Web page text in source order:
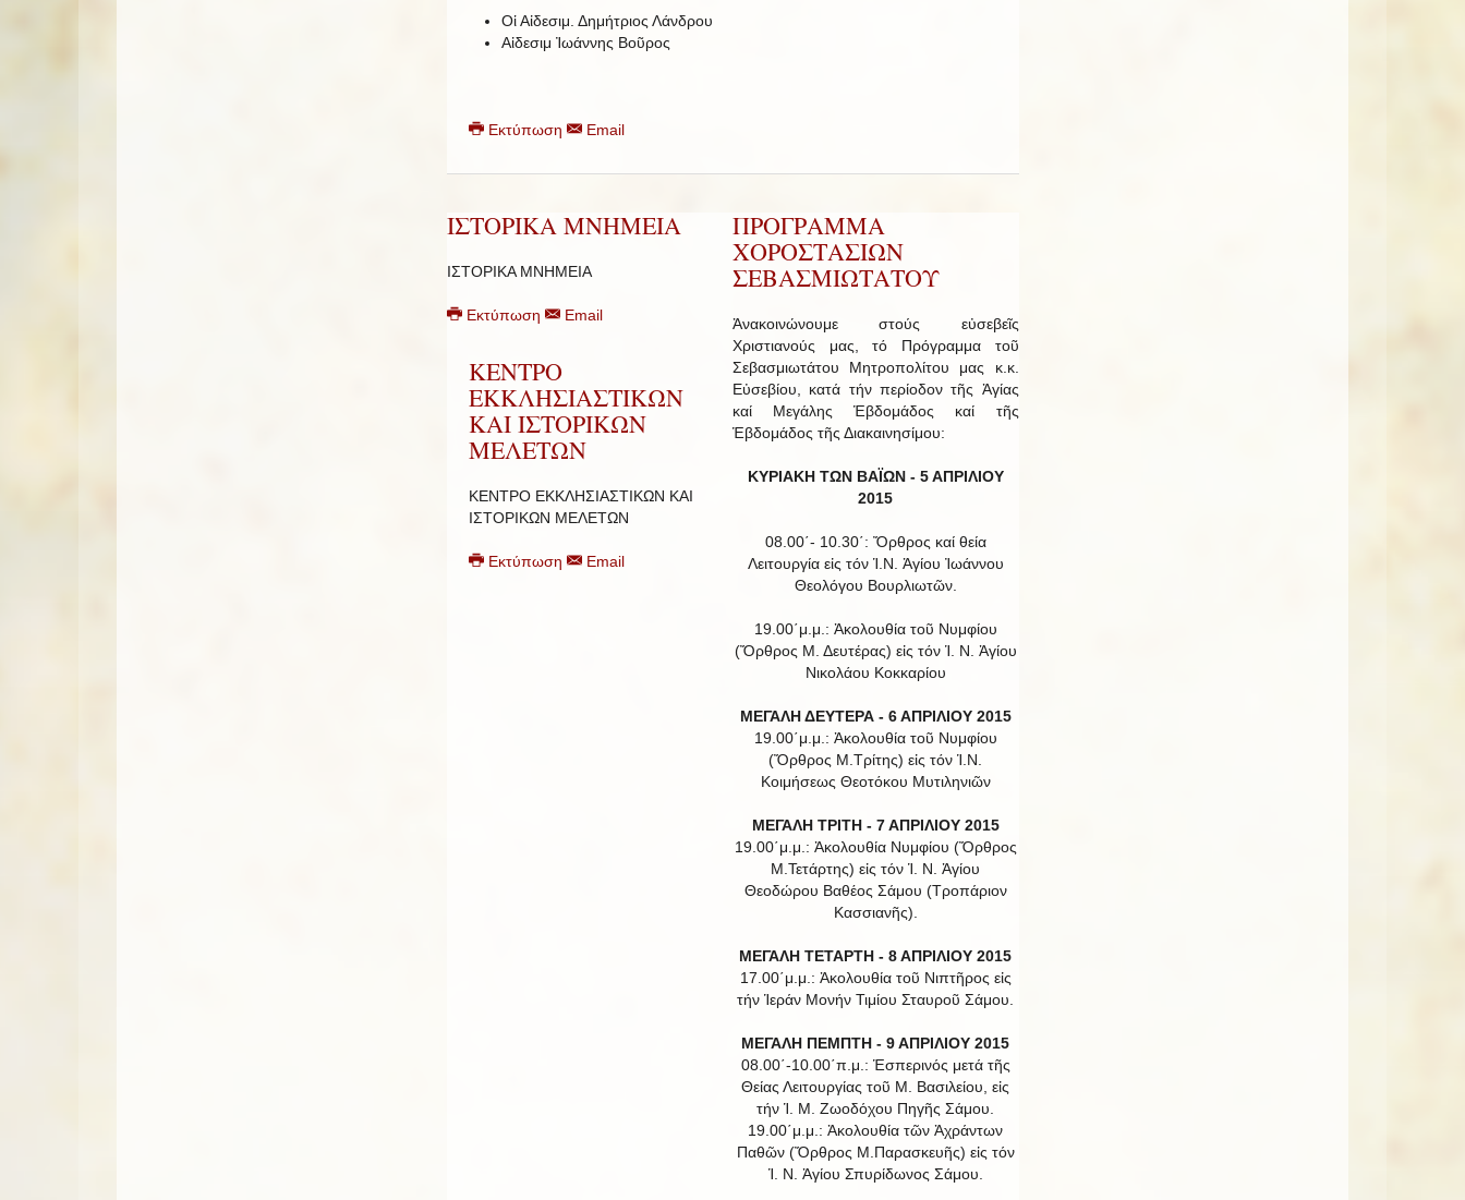
Οἱ Αἰδεσιμ. Δημήτριος Λάνδρου
Αἰδεσιμ Ἰωάννης Βοῦρος
Εκτύπωση Email
ΙΣΤΟΡΙΚΑ ΜΝΗΜΕΙΑ
ΙΣΤΟΡΙΚΑ ΜΝΗΜΕΙΑ
Εκτύπωση Email
ΚΕΝΤΡΟ
ΕΚΚΛΗΣΙΑΣΤΙΚΩΝ
ΚΑΙ ΙΣΤΟΡΙΚΩΝ
ΜΕΛΕΤΩΝ
ΚΕΝΤΡΟ ΕΚΚΛΗΣΙΑΣΤΙΚΩΝ ΚΑΙ
ΙΣΤΟΡΙΚΩΝ ΜΕΛΕΤΩΝ
Εκτύπωση Email
ΠΡΟΓΡΑΜΜΑ
ΧΟΡΟΣΤΑΣΙΩΝ
ΣΕΒΑΣΜΙΩΤΑΤΟΥ
Ἀνακοινώνουμε στούς εὐσεβεῖς
Χριστιανούς μας, τό Πρόγραμμα τοῦ
Σεβασμιωτάτου Μητροπολίτου μας κ.κ.
Εὐσεβίου, κατά τήν περίοδον τῆς Ἁγίας
καί Μεγάλης Ἑβδομάδος καί τῆς
Ἑβδομάδος τῆς Διακαινησίμου:
ΚΥΡΙΑΚΗ ΤΩΝ ΒΑΪΩΝ - 5 ΑΠΡΙΛΙΟΥ
2015
08.00΄- 10.30΄: Ὄρθρος καί θεία
Λειτουργία εἰς τόν Ἱ.Ν. Ἁγίου Ἰωάννου
Θεολόγου Βουρλιωτῶν.
19.00΄μ.μ.: Ἀκολουθία τοῦ Νυμφίου
(Ὄρθρος Μ. Δευτέρας) εἰς τόν Ἱ. Ν. Ἁγίου
Νικολάου Κοκκαρίου
ΜΕΓΑΛΗ ΔΕΥΤΕΡΑ - 6 ΑΠΡΙΛΙΟΥ 2015
19.00΄μ.μ.: Ἀκολουθία τοῦ Νυμφίου
(Ὄρθρος Μ.Τρίτης) εἰς τόν Ἱ.Ν.
Κοιμήσεως Θεοτόκου Μυτιληνιῶν
ΜΕΓΑΛΗ ΤΡΙΤΗ - 7 ΑΠΡΙΛΙΟΥ 2015
19.00΄μ.μ.: Ἀκολουθία Νυμφίου (Ὄρθρος
Μ.Τετάρτης) εἰς τόν Ἱ. Ν. Ἁγίου
Θεοδώρου Βαθέος Σάμου (Τροπάριον
Κασσιανῆς).
ΜΕΓΑΛΗ ΤΕΤΑΡΤΗ - 8 ΑΠΡΙΛΙΟΥ 2015
17.00΄μ.μ.: Ἀκολουθία τοῦ Νιπτῆρος εἰς
τήν Ἱεράν Μονήν Τιμίου Σταυροῦ Σάμου.
ΜΕΓΑΛΗ ΠΕΜΠΤΗ - 9 ΑΠΡΙΛΙΟΥ 2015
08.00΄-10.00΄π.μ.: Ἑσπερινός μετά τῆς
Θείας Λειτουργίας τοῦ Μ. Βασιλείου, εἰς
τήν Ἱ. Μ. Ζωοδόχου Πηγῆς Σάμου.
19.00΄μ.μ.: Ἀκολουθία τῶν Ἀχράντων
Παθῶν (Ὄρθρος Μ.Παρασκευῆς) εἰς τόν
Ἱ. Ν. Ἁγίου Σπυρίδωνος Σάμου.